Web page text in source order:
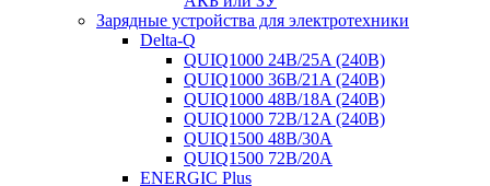
Зарядные устройства для электротехники
Delta-Q
QUIQ1000 24B/25A (240B)
QUIQ1000 36B/21A (240B)
QUIQ1000 48B/18A (240B)
QUIQ1000 72B/12A (240B)
QUIQ1500 48B/30A
QUIQ1500 72B/20A
ENERGIC Plus